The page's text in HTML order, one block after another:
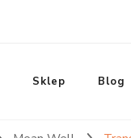
Sklep Blog